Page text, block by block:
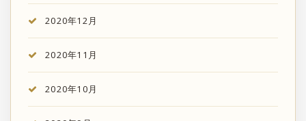
2020年12月
2020年11月
2020年10月